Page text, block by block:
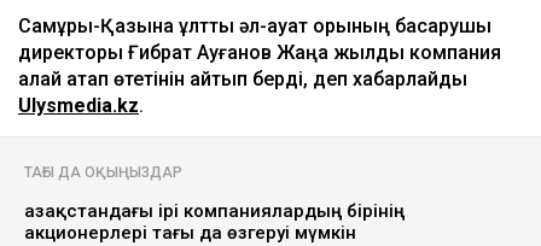
Самұрық-Қазына ұлттық әл-ауқат қорының басқарушы
директоры Ғибрат Ауғанов Жаңа жылды компания
қалай атап өтетінін айтып берді, деп хабарлайды
Ulysmedia.kz.
ТАҒЫ ДА ОҚЫҢЫЗДАР
Қазақстандағы ірі компаниялардың бірінің
акционерлері тағы да өзгеруі мүмкін